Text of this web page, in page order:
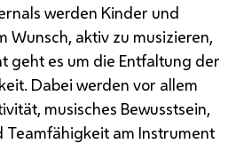
werden Kinder und
Wunsch, aktiv zu musizieren,
geht es um die Entfaltung der
Dabei werden vor allem
musisches Bewusstsein,
Teamfähigkeit am Instrument